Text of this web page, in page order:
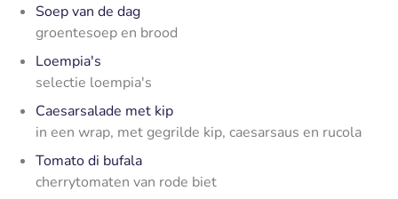
Soep van de dag
groentesoep en brood
Loempia's
selectie loempia's
Caesarsalade met kip
in een wrap, met gegrilde kip, caesarsaus en rucola
Tomato di bufala
cherrytomaten van rode biet